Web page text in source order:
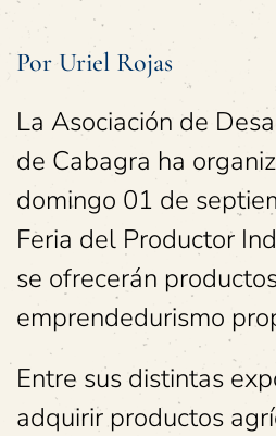
Por Uriel Rojas
La Asociación de
de Cabagra ha
domingo 01 de
Feria del Productor
se ofrecerán
emprendedurismo
Entre sus distintas
adquirir productos